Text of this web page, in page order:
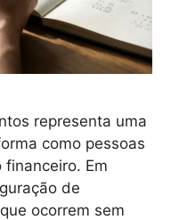
representa uma
como pessoas
Em
de
ocorrem sem